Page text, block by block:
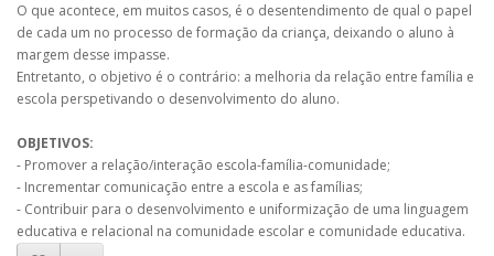
O que acontece, em muitos casos, é o desentendimento de qual o papel
de cada um no processo de formação da criança, deixando o aluno à
margem desse impasse.
Entretanto, o objetivo é o contrário: a melhoria da relação entre família e
escola perspetivando o desenvolvimento do aluno.
OBJETIVOS:
- Promover a relação/interação escola-família-comunidade;
- Incrementar comunicação entre a escola e as famílias;
- Contribuir para o desenvolvimento e uniformização de uma linguagem
educativa e relacional na comunidade escolar e comunidade educativa.